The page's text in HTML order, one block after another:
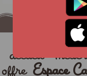
accueil
offre Espace